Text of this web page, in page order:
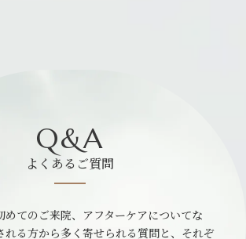
Q&A
よくあるご質問
めてのご来院、アフターケアについてな
れる方から多く寄せられる質問と、それぞ